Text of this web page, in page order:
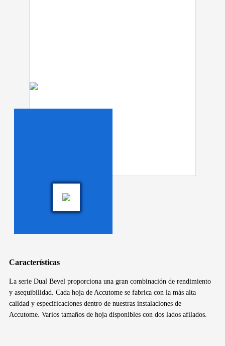
Características
La serie Dual Bevel proporciona una gran combinación de rendimiento
y asequibilidad. Cada hoja de Accutome se fabrica con la más alta
calidad y especificaciones dentro de nuestras instalaciones de
Accutome. Varios tamaños de hoja disponibles con dos lados afilados.